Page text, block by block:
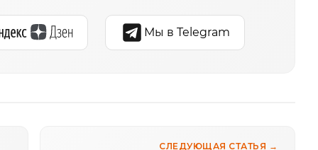
Мы в Telegram
СЛЕДУЮЩАЯ СТАТЬЯ →